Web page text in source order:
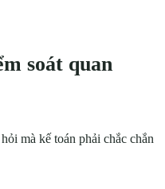
soát quan
mà kế toán phải chắc chắn